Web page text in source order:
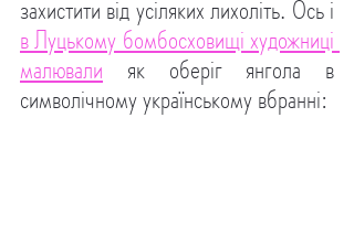
в Луцькому бомбосховищі художниці
малювали як оберіг янгола в
символічному українському вбранні: